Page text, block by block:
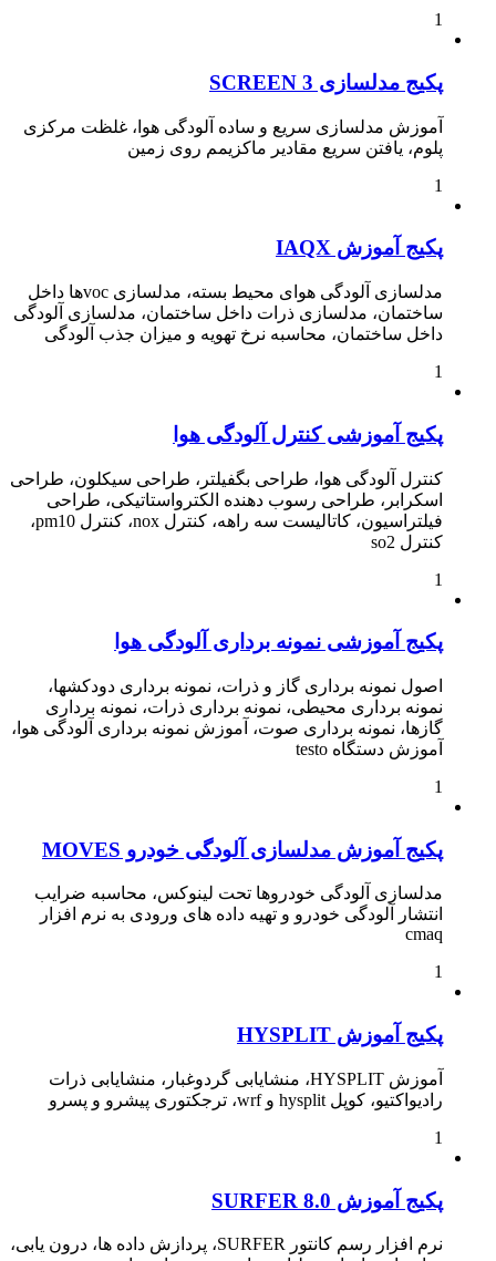
1
پکیج مدلسازی SCREEN 3
آموزش مدلسازی سریع و ساده آلودگی هوا، غلظت مرکزی
پلوم، یافتن سریع مقادیر ماکزیمم روی زمین
1
پکیج آموزش IAQX
مدلسازی آلودگی هوای محیط بسته، مدلسازی vocها داخل
ساختمان، مدلسازی ذرات داخل ساختمان، مدلسازی آلودگی
داخل ساختمان، محاسبه نرخ تهویه و میزان جذب آلودگی
1
پکیج آموزشی کنترل آلودگی هوا
کنترل آلودگی هوا، طراحی بگفیلتر، طراحی سیکلون، طراحی
اسکرابر، طراحی رسوب دهنده الکترواستاتیکی، طراحی
فیلتراسیون، کاتالیست سه راهه، کنترل nox، کنترل pm10،
کنترل so2
1
پکیج آموزشی نمونه برداری آلودگی هوا
اصول نمونه برداری گاز و ذرات، نمونه برداری دودکشها،
نمونه برداری محیطی، نمونه برداری ذرات، نمونه برداری
گازها، نمونه برداری صوت، آموزش نمونه برداری آلودگی هوا،
آموزش دستگاه testo
1
پکیج آموزش مدلسازی آلودگی خودرو MOVES
مدلسازی آلودگی خودروها تحت لینوکس، محاسبه ضرایب
انتشار آلودگی خودرو و تهیه داده های ورودی به نرم افزار
cmaq
1
پکیج آموزش HYSPLIT
آموزش HYSPLIT، منشایابی گردوغبار، منشایابی ذرات
رادیواکتیو، کوپل hysplit و wrf، ترجکتوری پیشرو و پسرو
1
پکیج آموزش SURFER 8.0
نرم افزار رسم کانتور SURFER، پردازش داده ها، درون یابی،